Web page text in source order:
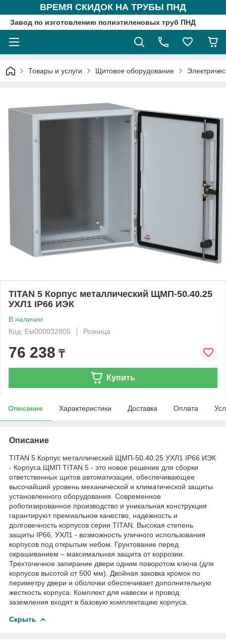
ВРЕМЯ СКИДОК НА ТРУБЫ ПНД
Завод по изготовлению полиэтиленовых труб ПНД
Товары и услуги Щитовое оборудование
TITAN 5 Корпус металлический ЩМП-50.40.25
УХЛ1 IP66 ИЭК
В наличии
Код: Ем000032805
Розница
76 238 ₸
Купить
Описание Характеристики Доставка Оплата
Описание
TITAN 5 Корпус металлический ЩМП-50.40.25 УХЛ1 IP66 ИЭК
- Корпуса ЩМП TITAN 5 - это новое решение для сборки
ответственных щитов автоматизации, обеспечивающее
высочайший уровень механической и климатической защиты
установленного оборудования. Современное
роботизированное производство и уникальная конструкция
гарантируют премиальное качество, надежность и
долговечность корпусов серии TITAN. Высокая степень
защиты IP66, УХЛ1 - возможность уличного использования
корпусов под открытым небом. Грунтование перед
окрашиванием – максимальная защита от коррозии.
Трехточечное запирание двери одним поворотом ключа (для
корпусов высотой от 500 мм). Двойная заковка кромок по
периметру двери и оболочки обеспечивает дополнительную
жесткость корпуса. Комплект для навески и провод
заземления входят в базовую комплектацию корпуса.
Скрыть